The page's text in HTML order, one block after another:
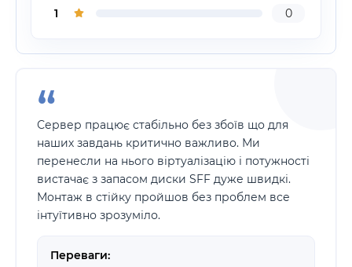
1 0
Сервер працює стабільно без збоїв що для
наших завдань критично важливо. Ми
перенесли на нього віртуалізацію і потужності
вистачає з запасом диски SFF дуже швидкі.
Монтаж в стійку пройшов без проблем все
інтуїтивно зрозуміло.
Переваги: